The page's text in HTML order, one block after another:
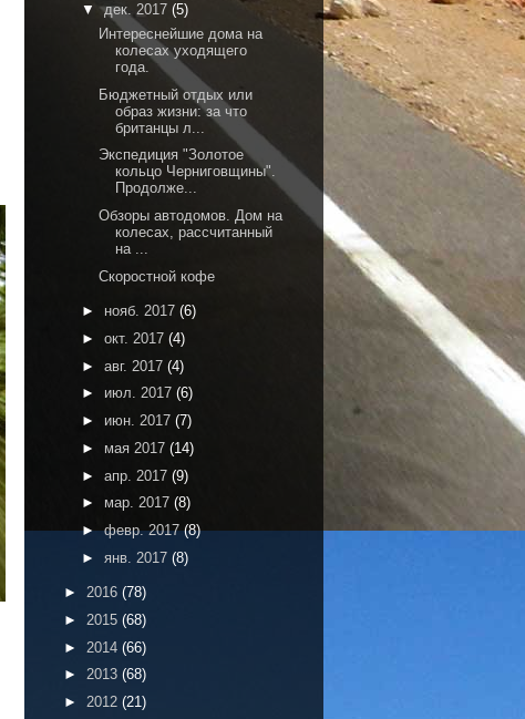
▼дек. 2017 (5)
Интереснейшие дома на
колесах уходящего
года.
Бюджетный отдых или
образ жизни: за что
британцы л...
Экспедиция "Золотое
кольцо Черниговщины".
Продолже...
Обзоры автодомов. Дом на
колесах, рассчитанный
на ...
Скоростной кофе
► нояб. 2017 (6)
► окт. 2017 (4)
► авг. 2017 (4)
► июл. 2017 (6)
► июн. 2017 (7)
► мая 2017 (14)
► апр. 2017 (9)
► мар. 2017 (8)
►февр. 2017(8)
► янв. 2017 (8)
► 2016 (78)
► 2015 (68)
► 2014 (66)
► 2013 (68)
► 2012 (21)